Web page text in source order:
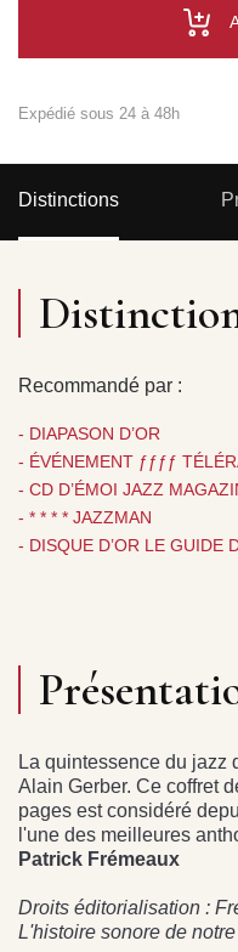
Expédié sous 24 à 48h
Distinctions
Recommandé par :
- DIAPASON D’OR
- ÉVÉNEMENT ƒƒƒƒ
- CD D’ÉMOI JAZZ
- * * * * JAZZMAN
- DISQUE D’OR LE GUIDE
La quintessence du
Alain Gerber. Ce coffret
pages est considéré
l'une des meilleures
Patrick Frémeaux
Droits éditorialisation :
L'histoire sonore de